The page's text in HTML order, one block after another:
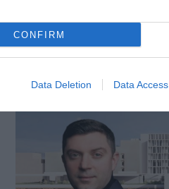
CONFIRM
Data Deletion Data Access